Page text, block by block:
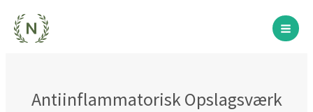
indholdet
Antiinflammatorisk Opslagsværk